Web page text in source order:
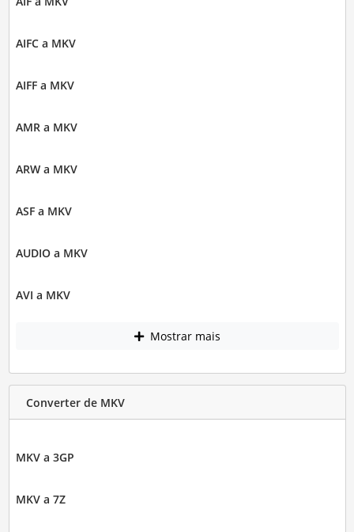
AIFC a MKV
AIFF a MKV
AMR a MKV
ARW a MKV
ASF a MKV
AUDIO a MKV
AVI a MKV
Mostrar mais
Converter de MKV
MKV a 3GP
MKV a 7Z